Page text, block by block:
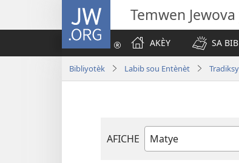
JW.ORG Temwen
AKÈY
SA
Bibliyotèk Labib sou Entènèt
AFICHE
Liv